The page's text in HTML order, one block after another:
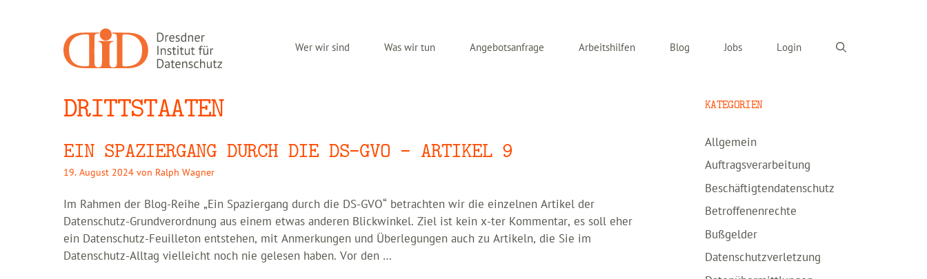
Wer wir sind Was wir tun Angebotsanfrage Arbeitshilfen Blog Jobs Login
DRITTSTAATEN
EIN SPAZIERGANG DURCH DIE DS-GVO – ARTIKEL 9
19. August 2024 von Ralph Wagner
Im Rahmen der Blog-Reihe „Ein Spaziergang durch die DS-GVO“ betrachten wir die einzelnen Artikel der
Datenschutz-Grundverordnung aus einem etwas anderen Blickwinkel. Ziel ist kein x-ter Kommentar, es soll eher
ein Datenschutz-Feuilleton entstehen, mit Anmerkungen und Überlegungen auch zu Artikeln, die Sie im
Datenschutz-Alltag vielleicht noch nie gelesen haben. Vor den …
KATEGORIEN
Allgemein
Auftragsverarbeitung
Beschäftigtendatenschutz
Betroffenenrechte
Bußgelder
Datenschutzverletzung